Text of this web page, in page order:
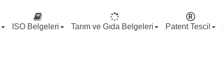
ISO Belgeleri Tarım ve Gıda Belgeleri Patent Tescil